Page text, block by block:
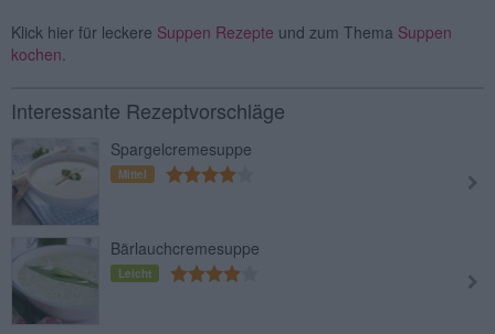
Klick hier für leckere Suppen Rezepte und zum Thema Suppen
kochen
Interessante Rezeptvorschläge
Spargelcremesuppe
Mittel
Bärlauchcremesuppe
Leicht